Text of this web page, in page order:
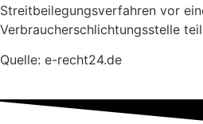
Streitbeilegungsverfahren vor
Verbraucherschlichtungsstelle
Quelle: e-recht24.de